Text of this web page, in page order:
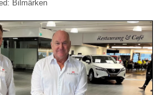
Bilmärken